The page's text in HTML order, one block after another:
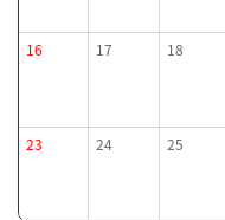
16 17 18
23 24 25